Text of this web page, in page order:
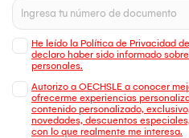
He leído la Política de Privacidad
declaro haber sido informado
personales.
Autorizo a OECHSLE a conocer
ofrecerme experiencias
contenido personalizado,
novedades, descuentos
con lo que realmente me interesa.